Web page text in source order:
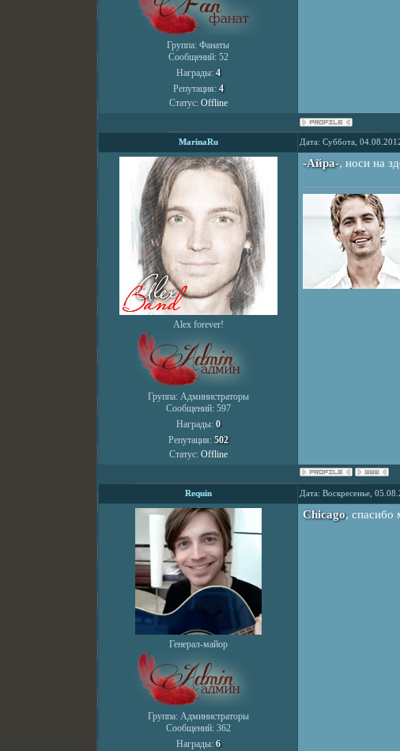
Группа: Фанаты
Сообщений: 52
Награды: 4
Репутация: 4
Статус: Offline
MarinaRu Дата: Суббота,
Alex forever!
Группа: Администраторы
Сообщений: 597
Награды: 0
Репутация: 502
Статус: Offline
-Айра-, носи на
Requin Дата: Воскресенье,
Генерал-майор
Группа: Администраторы
Сообщений: 362
Награды: 6
Chicago, спасибо